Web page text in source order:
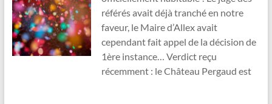
référés avait déjà tranché en notre
faveur, le Maire d’Allex avait
cependant fait appel de la décision de
1ère instance… Verdict reçu
récemment : le Château Pergaud est